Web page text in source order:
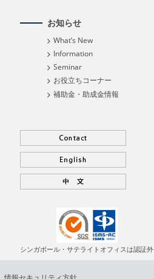
お知らせ
What’s New
Information
Seminar
お役立ちコーナー
補助金・助成金情報
シンガポール・サテライトオフィスは認証外